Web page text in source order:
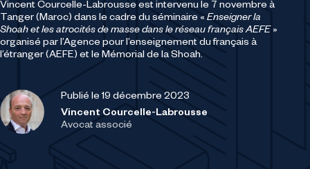
Vincent Courcelle-Labrousse est intervenu le 7 novembre à
Tanger (Maroc) dans le cadre du séminaire « Enseigner la
Shoah et les atrocités de masse dans le réseau français AEFE »
organisé par l’Agence pour l’enseignement du français à
l’étranger (AEFE) et le Mémorial de la Shoah.
Publié le 19 décembre 2023
Vincent Courcelle-Labrousse
Avocat associé